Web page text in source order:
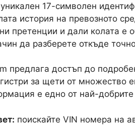
17-символен
история на превозното
претенции и дали колата
да разберете откъде
предлага достъп до
за щети от множество
е едно от най-
поискайте VIN номера на